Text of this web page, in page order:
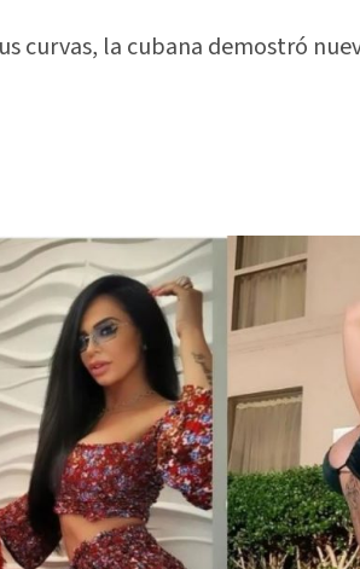
curvas, la cubana demostró